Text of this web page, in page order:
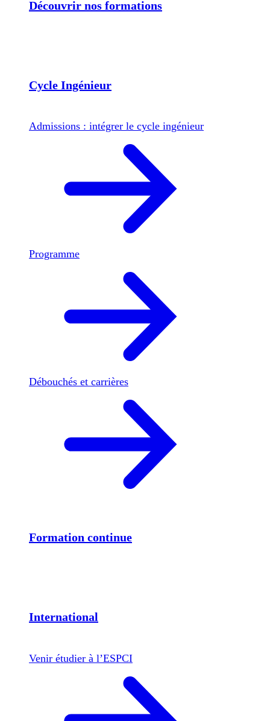
Découvrir nos formations
Cycle Ingénieur
Admissions : intégrer le cycle ingénieur
Programme
Débouchés et carrières
Formation continue
International
Venir étudier à l’ESPCI